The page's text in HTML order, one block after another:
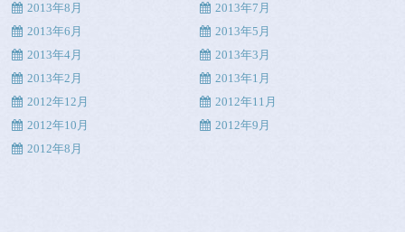
2013年8月
2013年7月
2013年6月
2013年5月
2013年4月
2013年3月
2013年2月
2013年1月
2012年12月
2012年11月
2012年10月
2012年9月
2012年8月